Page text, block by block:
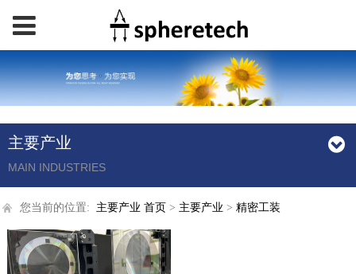
主要产业
MAIN INDUSTRIES
您当前的位置: 主要产业 首页 > 主要产业>精密工装